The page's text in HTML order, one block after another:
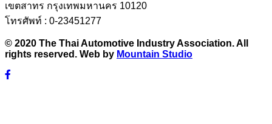
เขตสาทร กรุงเทพมหานคร 10120
โทรศัพท์ : 0-23451277
© 2020 The Thai Automotive Industry Association. All
rights reserved. Web by Mountain Studio